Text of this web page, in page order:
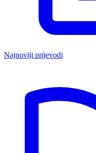
Najnoviji prijevodi